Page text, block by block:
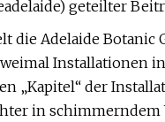
geteilter
die Adelaide
Installationen
„Kapitel“ der
in